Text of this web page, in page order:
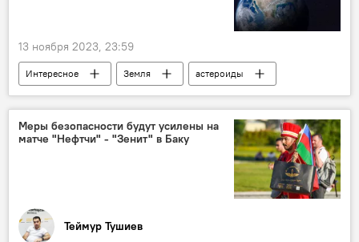
13 ноября 2023, 23:59
Интересное Земля
астероиды
Комета
Сближение
Солнце
Астрономы
Меры безопасности будут усилены на
матче "Нефтчи" - "Зенит" в Баку
Теймур Тушиев